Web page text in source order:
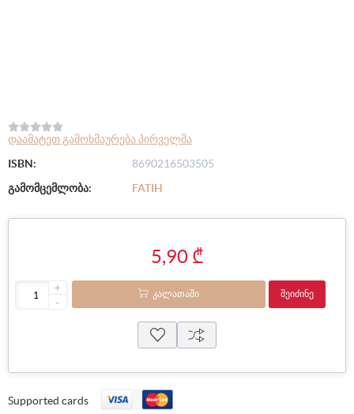
დაამატეთ გამოხმაურება პირველმა
ISBN:
8690216503505
გამომცემლობა:
FATIH
5,90 ₾
+
-
ᲙᲐᲚᲐᲗᲐᲨᲘ ᲨᲔᲘᲫᲘᲜᲔ
Supported cards